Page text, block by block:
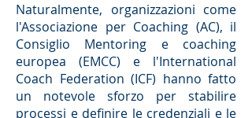
Naturalmente, organizzazioni come
l'Associazione per Coaching (AC), il
Consiglio Mentoring e coaching
europea (EMCC) e l'International
Coach Federation (ICF) hanno fatto
un notevole sforzo per stabilire
processi e definire le credenziali e le